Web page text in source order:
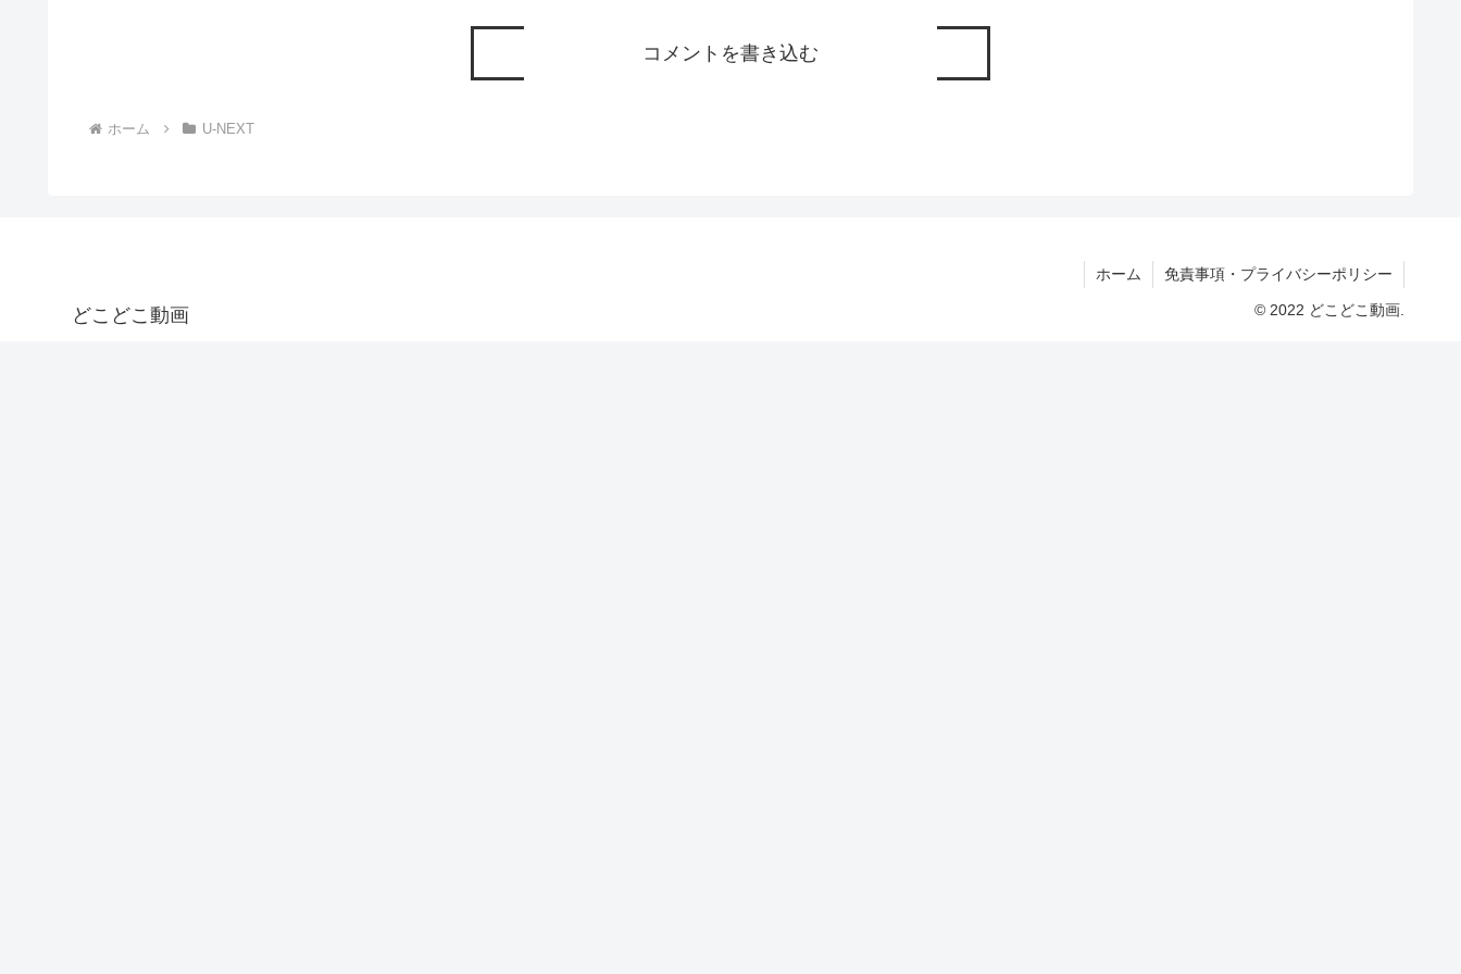
コメントを書き込む
ホーム U-NEXT
どこどこ動画
ホーム 免責事項・プライバシーポリシー
© 2022 どこどこ動画.